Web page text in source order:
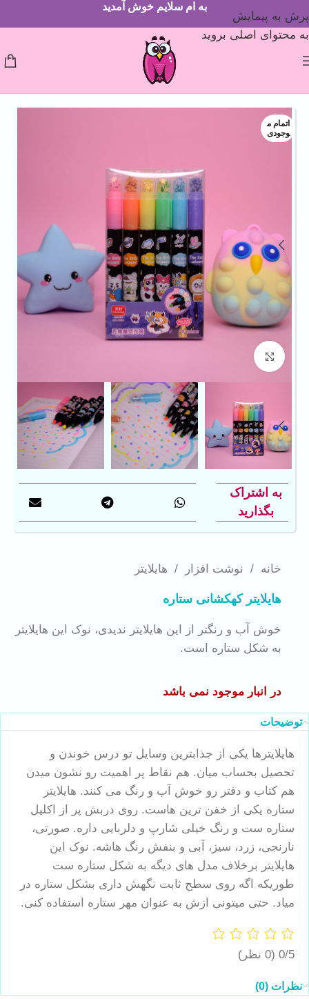
پرش به پیمایش
به محتوای اصلی بروید
به ام سلایم خوش آمدید
خانه / نوشت افزار / هایلایتر
هایلایتر کهکشانی ستاره
خوش آب و رنگتر از این هایلایتر ندیدی، نوک این هایلایتر
به شکل ستاره است.
در انبار موجود نمی باشد
اتمام م
وجودی
بزرگنمایی تصویر
به اشتراک
بگذارید
توضیحات
هایلایترها یکی از جذابترین وسایل تو درس خوندن و
تحصیل بحساب میان. هم نقاط پر اهمیت رو نشون میدن
هم کتاب و دفتر رو خوش آب و رنگ می کنند. هایلایتر
ستاره یکی از خفن ترین هاست. روی دربش پر از اکلیل
ستاره ست و رنگ خیلی شارپ و دلربایی داره. صورتی،
نارنجی، زرد، سیز، آبی و بنفش رنگ هاشه. نوک این
هایلایتر برخلاف مدل های دیگه به شکل ستاره ست
طوریکه اگه روی سطح ثابت نگهش داری بشکل ستاره در
میاد. حتی میتونی ازش به عنوان مهر ستاره استفاده کنی.
0/5 (0 نظر)
نظرات (0)